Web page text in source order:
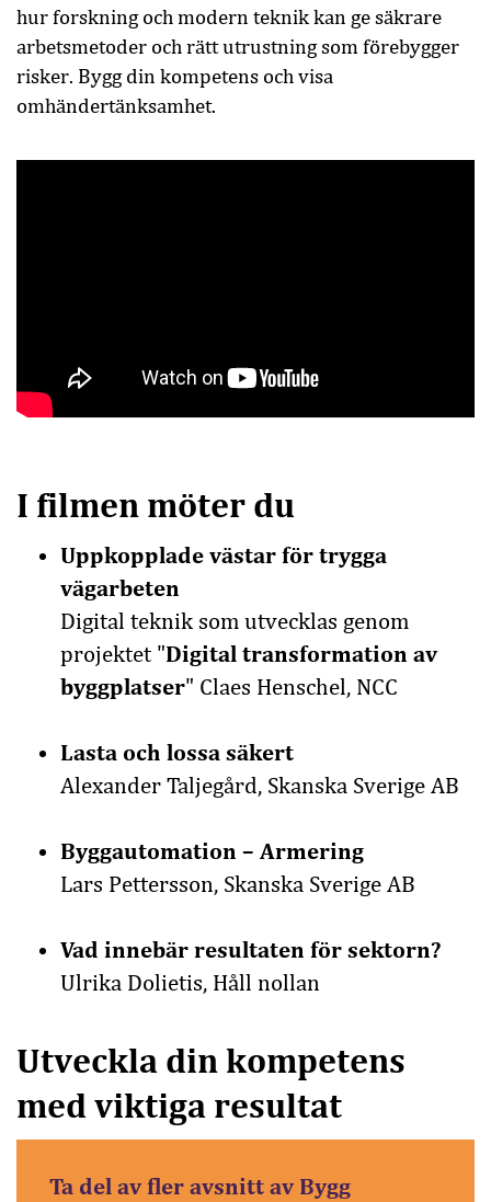
hur forskning och modern teknik kan ge säkrare
arbetsmetoder och rätt utrustning som förebygger
risker. Bygg din kompetens och visa
omhändertänksamhet.
I filmen möter du
Uppkopplade västar för trygga
vägarbeten
Digital teknik som utvecklas genom
projektet "Digital transformation av
byggplatser" Claes Henschel, NCC
Lasta och lossa säkert
Alexander Taljegård, Skanska Sverige AB
Byggautomation – Armering
Lars Pettersson, Skanska Sverige AB
Vad innebär resultaten för sektorn?
Ulrika Dolietis, Håll nollan
Utveckla din kompetens
med viktiga resultat
Ta del av fler avsnitt av Bygg